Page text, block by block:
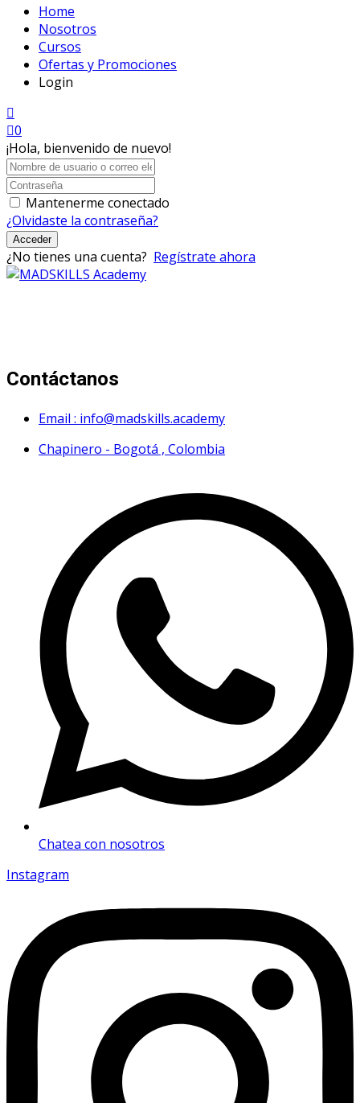
Home
Nosotros
Cursos
Ofertas y Promociones
Login
0
¡Hola, bienvenido de nuevo!
Mantenerme conectado
¿Olvidaste la contraseña?
Acceder
¿No tienes una cuenta? Regístrate ahora
Contáctanos
Email : info@madskills.academy
Chapinero - Bogotá , Colombia
Chatea con nosotros
Instagram